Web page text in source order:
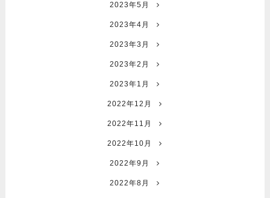
2023年5月
2023年4月
2023年3月
2023年2月
2023年1月
2022年12月
2022年11月
2022年10月
2022年9月
2022年8月